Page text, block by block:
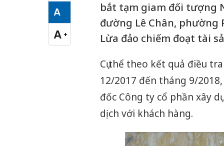
A
Cỡ chữ vừa
A +
Cỡ chữ lớn
bắt tạm giam đối tượng
đường Lê Chân, phường
Lừa đảo chiếm đoạt tài
Cụ thể theo kết quả điều
12/2017 đến tháng 9/
đốc Công ty cổ phần xây
dịch với khách hàng.